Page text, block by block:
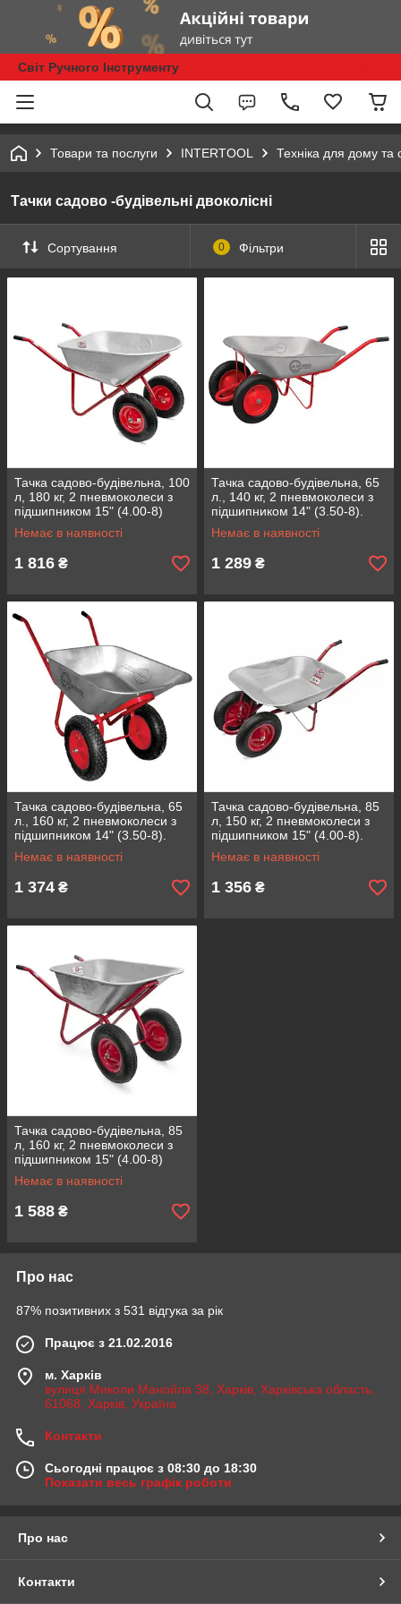
Світ Ручного Інструменту
Товари та послуги INTERTOOL Техніка для дому та
Тачки садово -будівельні двоколісні
Сортування 0 Фільтри
Тачка садово-будівельна, 100
л, 180 кг, 2 пневмоколеси з
підшипником 15" (4.00-8)
INTERTOOL WB-1025
Немає в наявності
1 816 ₴
Тачка садово-будівельна, 65
л., 140 кг, 2 пневмоколеси з
підшипником 14" (3.50-8).
INTERTOOL WB-0623
Немає в наявності
1 289 ₴
Тачка садово-будівельна, 65
л., 160 кг, 2 пневмоколеси з
підшипником 14" (3.50-8).
INTERTOOL WB-0625
Немає в наявності
1 374 ₴
Тачка садово-будівельна, 85
л, 150 кг, 2 пневмоколеси з
підшипником 15" (4.00-8).
INTERTOOL WB-0823
Немає в наявності
1 356 ₴
Тачка садово-будівельна, 85
л, 160 кг, 2 пневмоколеси з
підшипником 15" (4.00-8)
INTERTOOL WB-0825
Немає в наявності
1 588 ₴
Про нас
87% позитивних з 531 відгука за рік
Працює з 21.02.2016
м. Харків
вулиця Миколи Манойла 38, Харків, Харківська область,
61068, Харків, Україна
Контакти
Сьогодні працює з 08:30 до 18:30
Показати весь графік роботи
Про нас
Контакти